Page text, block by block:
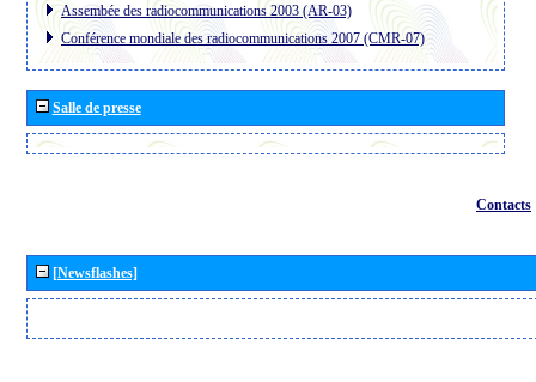
Assembée des radiocommunications 2003 (AR-03)
Conférence mondiale des radiocommunications 2007 (CMR-07)
Salle de presse
Contacts
[Newsflashes]